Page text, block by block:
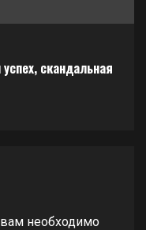
скандальная
необходимо